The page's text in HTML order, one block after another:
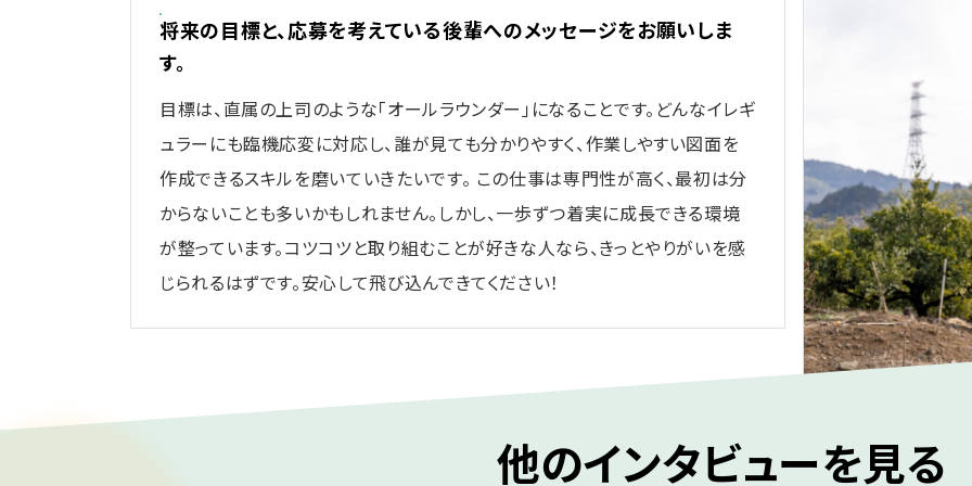
将来の目標と、応募を考えている後輩へのメッセージをお願いしま
す。
目標は、直属の上司のような「オールラウンダー」になることです。どんなイレギ
ュラーにも臨機応変に対応し、誰が見ても分かりやすく、作業しやすい図面を
作成できるスキルを磨いていきたいです。 この仕事は専門性が高く、最初は分
からないことも多いかもしれません。しかし、一歩ずつ着実に成長できる環境
が整っています。コツコツと取り組むことが好きな人なら、きっとやりがいを感
じられるはずです。安心して飛び込んできてください！
他のインタビューを見る
#02